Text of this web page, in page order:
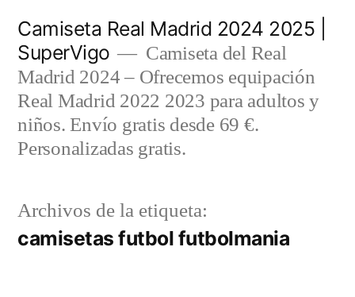
contenido
Camiseta Real Madrid 2024 2025 |
SuperVigo
Camiseta del Real
Madrid 2024 – Ofrecemos equipación
Real Madrid 2022 2023 para adultos y
niños. Envío gratis desde 69 €.
Personalizadas gratis.
Archivos de la etiqueta:
camisetas futbol futbolmania